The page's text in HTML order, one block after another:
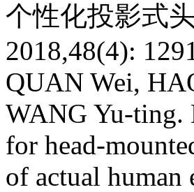
个性化投影式
2018,48(4):
QUAN Wei,
WANG Yu-ting.
for head-
of actual human